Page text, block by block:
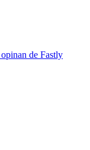
de Fastly